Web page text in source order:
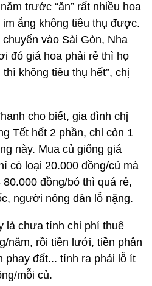
trước “ăn” rất nhiều hoa
ắng không tiêu thụ được.
vào Sài Gòn, Nha
đó giá hoa phải rẻ thì họ
không tiêu thụ hết”, chị
cho biết, gia đình chị
Tết hết 2 phần, chỉ còn 1
này. Mua củ giống giá
có loại 20.000 đồng/củ mà
đồng/bó thì quá rẻ,
người nông dân lỗ nặng.
là chưa tính chi phí thuê
năm, rồi tiền lưới, tiền phân
phay đất... tính ra phải lỗ ít
mỗi củ.